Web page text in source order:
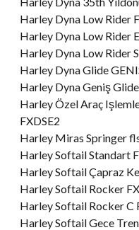
Harley Dyna Low Rider
Harley Dyna Low Rider
Harley Dyna Low Rider
Harley Dyna Glide
Harley Dyna Geniş
Harley Özel Araç
FXDSE2
Harley Miras Springer
Harley Softail Standart
Harley Softail Çapraz
Harley Softail Rocker
Harley Softail Rocker C
Harley Softail Gece